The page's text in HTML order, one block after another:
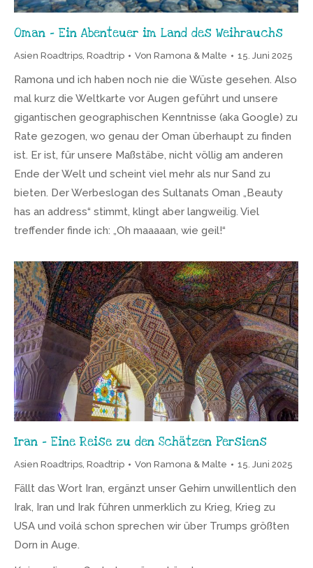
Oman – Ein Abenteuer im Land des Weihrauchs
Asien Roadtrips, Roadtrip Von Ramona & Malte 15. Juni 2025
Ramona und ich haben noch nie die Wüste gesehen. Also
mal kurz die Weltkarte vor Augen geführt und unsere
gigantischen geographischen Kenntnisse (aka Google) zu
Rate gezogen, wo genau der Oman überhaupt zu finden
ist. Er ist, für unsere Maßstäbe, nicht völlig am anderen
Ende der Welt und scheint viel mehr als nur Sand zu
bieten. Der Werbeslogan des Sultanats Oman „Beauty
has an address“ stimmt, klingt aber langweilig. Viel
treffender finde ich: „Oh maaaaan, wie geil!“
Iran – Eine Reise zu den Schätzen Persiens
Asien Roadtrips, Roadtrip Von Ramona & Malte 15. Juni 2025
Fällt das Wort Iran, ergänzt unser Gehirn unwillentlich den
Irak, Iran und Irak führen unmerklich zu Krieg, Krieg zu
USA und voilá schon sprechen wir über Trumps größten
Dorn in Auge.